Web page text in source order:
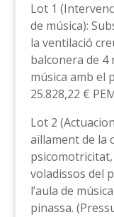
Lot 1
de música):
la ventilació
balconera de 4
música amb el
25.828,22 €
Lot 2
aïllament de la
voladissos del
l’aula de
pinassa.